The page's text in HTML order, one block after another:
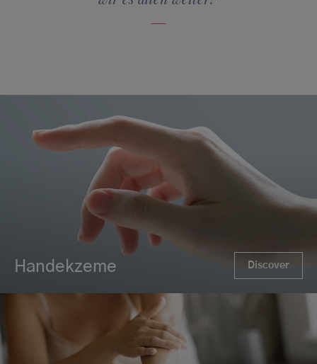
Handekzeme Discover